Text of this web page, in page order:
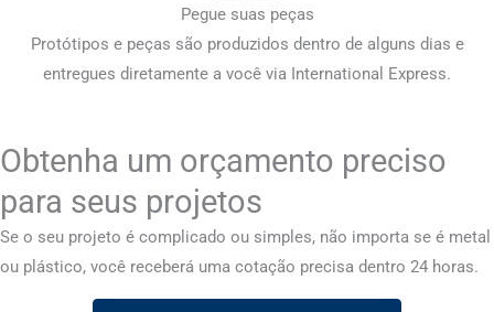
Pegue suas peças
Protótipos e peças são produzidos dentro de alguns dias e
entregues diretamente a você via International Express.
Obtenha um orçamento preciso
para seus projetos
Se o seu projeto é complicado ou simples, não importa se é metal
ou plástico, você receberá uma cotação precisa dentro 24 horas.